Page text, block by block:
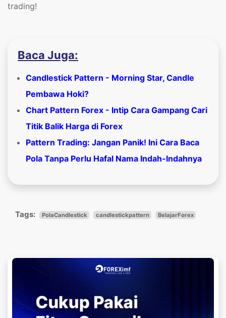
trading!
Baca Juga:
Candlestick Pattern - Morning Star, Candle
Pembawa Hoki?
Chart Pattern Forex - Intip Cara Gampang Cari
Titik Balik Harga di Forex
Pattern Trading: Jangan Panik! Ini Cara Baca
Pola Tanpa Perlu Hafal Nama Indah-Indahnya
Tags: PolaCandlestick candlestickpattern BelajarForex